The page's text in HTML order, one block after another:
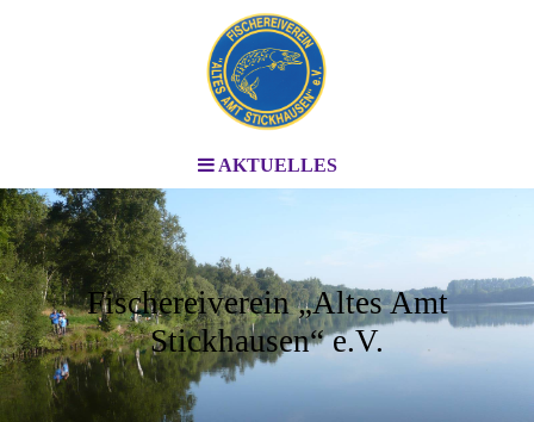
AKTUELLES
Fischereiverein „Altes Amt
Stickhausen“ e.V.